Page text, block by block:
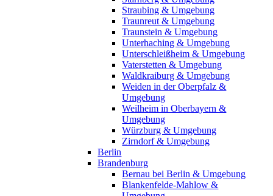
Straubing & Umgebung
Traunreut & Umgebung
Traunstein & Umgebung
Unterhaching & Umgebung
Unterschleißheim & Umgebung
Vaterstetten & Umgebung
Waldkraiburg & Umgebung
Weiden in der Oberpfalz &
Umgebung
Weilheim in Oberbayern &
Umgebung
Würzburg & Umgebung
Zirndorf & Umgebung
Berlin
Brandenburg
Bernau bei Berlin & Umgebung
Blankenfelde-Mahlow &